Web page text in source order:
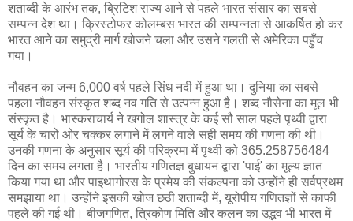
शताब्‍दी के आरंभ तक, ब्रिटिश राज्‍य आने से पहले भारत संसार का सबसे
सम्‍पन्‍न देश था। क्रिस्‍टोफर कोलम्‍बस भारत की सम्‍पन्‍नता से आकर्षित हो कर
भारत आने का समुद्री मार्ग खोजने चला और उसने गलती से अमेरिका पहुँच
गया।
नौवहन का जन्‍म 6,000 वर्ष पहले सिंध नदी में हुआ था। दुनिया का सबसे
पहला नौवहन संस्‍कृ‍त शब्‍द नव गति से उत्‍पन्‍न हुआ है। शब्‍द नौसेना का मूल भी
संस्‍कृत है। भास्‍कराचार्य ने खगोल शास्‍त्र के कई सौ साल पहले पृथ्‍वी द्वारा
सूर्य के चारों ओर चक्‍कर लगाने में लगने वाले सही समय की गणना की थी।
उनकी गणना के अनुसार सूर्य की परिक्रमा में पृथ्‍वी को 365.258756484
दिन का समय लगता है। भारतीय गणितज्ञ बुधायन द्वारा 'पाई' का मूल्‍य ज्ञात
किया गया था और पाइथागोरस के प्रमेय की संकल्‍पना को उन्‍होंने ही सर्वप्रथम
समझाया था। उन्‍होंने इसकी खोज छठी शताब्‍दी में, यूरोपीय गणितज्ञों से काफी
पहले की गई थी। बीजगणित, त्रिकोण मिति और कलन का उद्भव भी भारत में